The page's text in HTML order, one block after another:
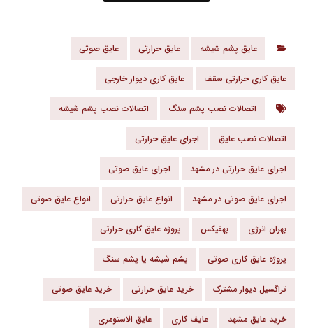
عایق پشم شیشه عایق حرارتی عایق صوتی
عایق کاری حرارتی سقف عایق کاری دیوار خارجی
اتصالات نصب پشم سنگ اتصالات نصب پشم شیشه
اتصالات نصب عایق اجرای عایق حرارتی
اجرای عایق حرارتی در مشهد اجرای عایق صوتی
اجرای عایق صوتی در مشهد انواع عایق حرارتی انواع عایق صوتی
بهران انرژی بهفیکس پروژه عایق کاری حرارتی
پروژه عایق کاری صوتی پشم شیشه یا پشم سنگ
تراگسیل دیوار مشترک خرید عایق حرارتی خرید عایق صوتی
خرید عایق مشهد عایف کاری عایق الاستومری